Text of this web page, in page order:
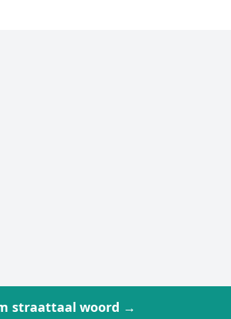
straattaal woord →